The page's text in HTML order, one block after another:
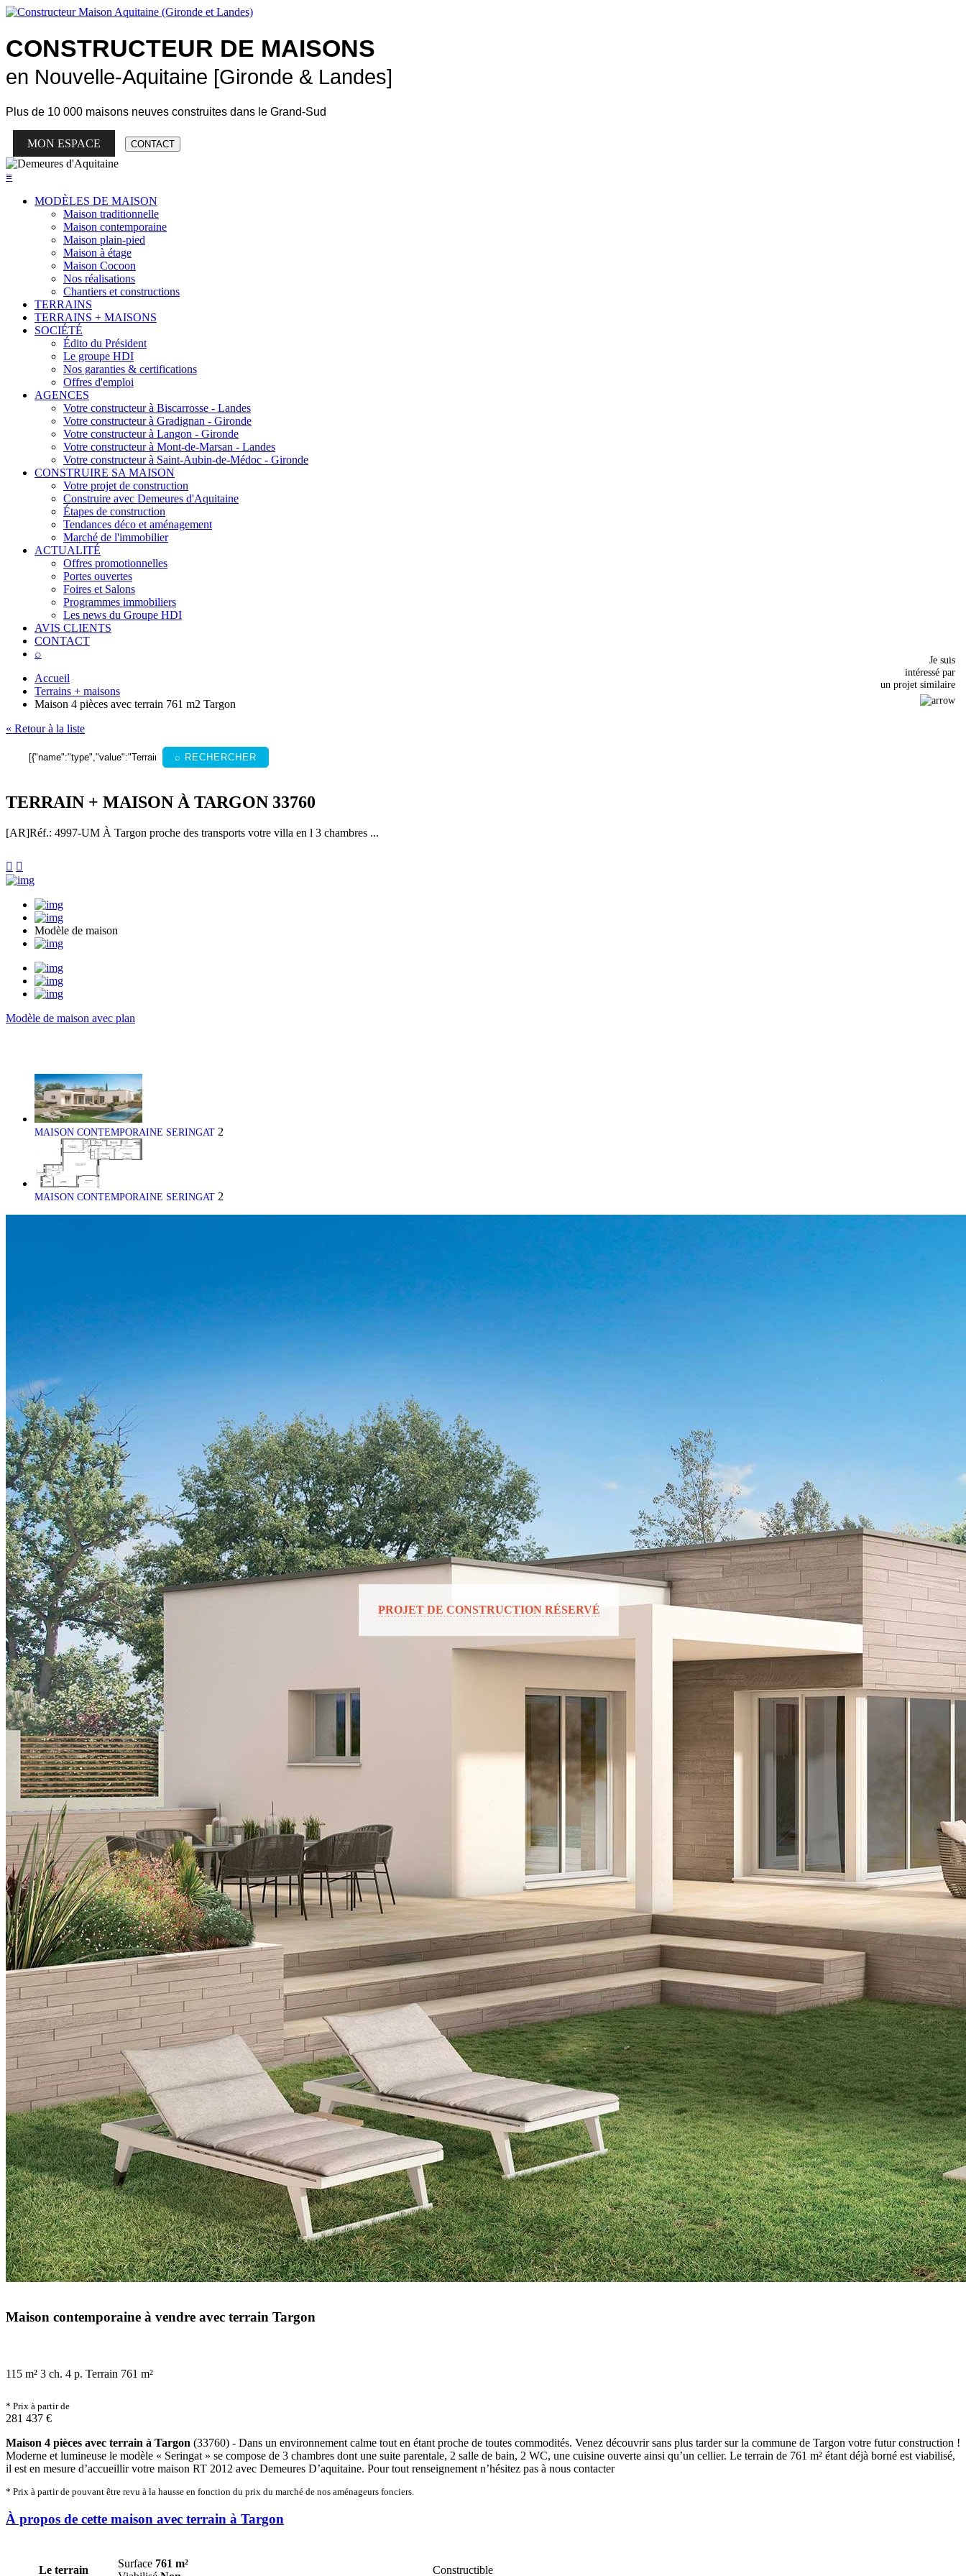
CONSTRUCTEUR DE MAISONS
en Nouvelle-Aquitaine [Gironde & Landes]
Plus de 10 000 maisons neuves construites dans le Grand-Sud
MON ESPACE CONTACT
≡
MODÈLES DE MAISON
Maison traditionnelle
Maison contemporaine
Maison plain-pied
Maison à étage
Maison Cocoon
Nos réalisations
Chantiers et constructions
TERRAINS
TERRAINS + MAISONS
SOCIÉTÉ
Édito du Président
Le groupe HDI
Nos garanties & certifications
Offres d'emploi
AGENCES
Votre constructeur à Biscarrosse - Landes
Votre constructeur à Gradignan - Gironde
Votre constructeur à Langon - Gironde
Votre constructeur à Mont-de-Marsan - Landes
Votre constructeur à Saint-Aubin-de-Médoc - Gironde
CONSTRUIRE SA MAISON
Votre projet de construction
Construire avec Demeures d'Aquitaine
Étapes de construction
Tendances déco et aménagement
Marché de l'immobilier
ACTUALITÉ
Offres promotionnelles
Portes ouvertes
Foires et Salons
Programmes immobiliers
Les news du Groupe HDI
AVIS CLIENTS
CONTACT
⌕
Accueil
Terrains + maisons
Maison 4 pièces avec terrain 761 m2 Targon
« Retour à la liste
⌕ RECHERCHER
TERRAIN + MAISON À TARGON 33760
[AR]Réf.: 4997-UM À Targon proche des transports votre villa en l 3 chambres ...
 
Modèle de maison
Modèle de maison avec plan
MAISON CONTEMPORAINE SERINGAT 2
MAISON CONTEMPORAINE SERINGAT 2
PROJET DE CONSTRUCTION RÉSERVÉ
Je suis
intéressé par
un projet similaire
Maison contemporaine à vendre avec terrain Targon
115 m² 3 ch. 4 p. Terrain 761 m²
* Prix à partir de
281 437 €
Maison 4 pièces avec terrain à Targon (33760) - Dans un environnement calme tout en étant proche de toutes commodités. Venez découvrir sans plus tarder sur la commune de Targon votre futur construction !
Moderne et lumineuse le modèle « Seringat » se compose de 3 chambres dont une suite parentale, 2 salle de bain, 2 WC, une cuisine ouverte ainsi qu’un cellier. Le terrain de 761 m² étant déjà borné est viabilisé,
il est en mesure d’accueillir votre maison RT 2012 avec Demeures D’aquitaine. Pour tout renseignement n’hésitez pas à nous contacter
* Prix à partir de pouvant être revu à la hausse en fonction du prix du marché de nos aménageurs fonciers.
À propos de cette maison avec terrain à Targon
Le terrain
Surface 761 m²
Constructible